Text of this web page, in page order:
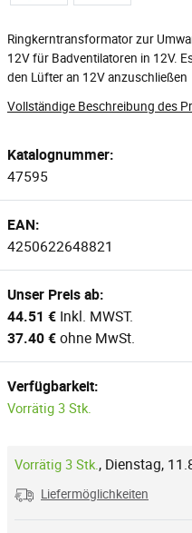
Ringkerntransformator zur
12V für Badventilatoren in 12V.
den Lüfter an 12V anzuschließen
Vollständige Beschreibung des
Katalognummer:
47595
EAN:
4250622648821
Unser Preis ab:
44.51 € Inkl. MWST.
37.40 €ohne MwSt.
Verfügbarkeit:
Vorrätig 3 Stk.
Vorrätig 3 Stk., Dienstag,
Liefermöglichkeiten